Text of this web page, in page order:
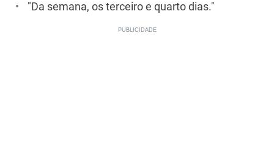
"Da semana, os terceiro e quarto dias."